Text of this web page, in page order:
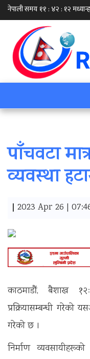
पाँचवटा
व्यवस्था
| 2023 Apr 26 |
काठमाडौं, बैशाख
प्रक्रियासम्बन्धी गरेको
गरेको छ ।
निर्माण